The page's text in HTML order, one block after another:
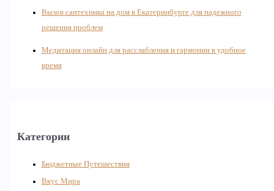
Вызов сантехника на дом в Екатеринбурге для надежного
решения проблем
Медитация онлайн для расслабления и гармонии в удобное
время
Категории
Бюджетные Путешествия
Вкус Мира